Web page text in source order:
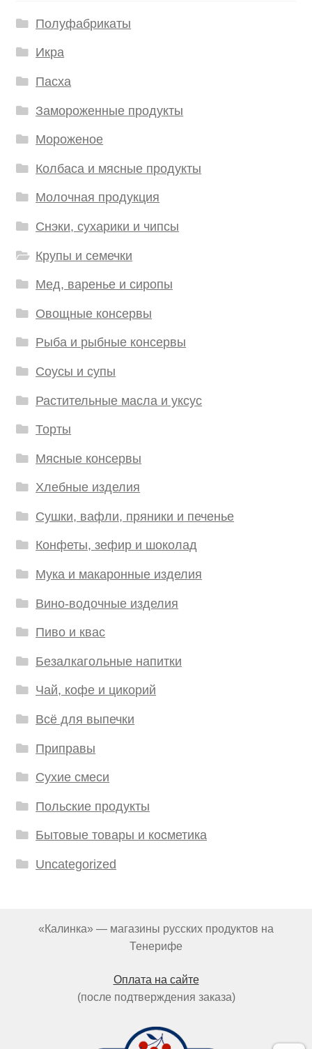
Полуфабрикаты
Икра
Пасха
Замороженные продукты
Мороженое
Колбаса и мясные продукты
Молочная продукция
Снэки, сухарики и чипсы
Крупы и семечки
Мед, варенье и сиропы
Овощные консервы
Рыба и рыбные консервы
Соусы и супы
Растительные масла и уксус
Торты
Мясные консервы
Хлебные изделия
Сушки, вафли, пряники и печенье
Конфеты, зефир и шоколад
Мука и макаронные изделия
Вино-водочные изделия
Пиво и квас
Безалкагольные напитки
Чай, кофе и цикорий
Всё для выпечки
Приправы
Сухие смеси
Польские продукты
Бытовые товары и косметика
Uncategorized
«Калинка» — магазины русских продуктов на
Тенерифе
Оплата на сайте
(после подтверждения заказа)